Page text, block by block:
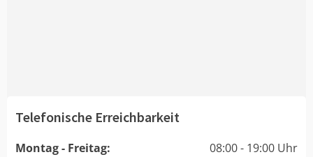
Telefonische Erreichbarkeit
Montag - Freitag:
08:00 - 19:00 Uhr